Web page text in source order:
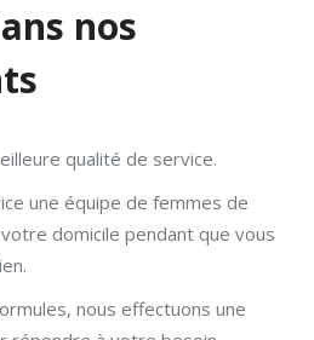
nos
qualité de service.
une équipe de femmes de
domicile pendant que vous
nous effectuons une